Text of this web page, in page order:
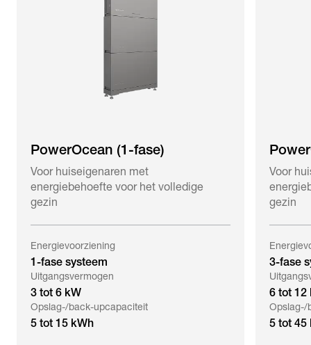
PowerOcean (1-fase)
Voor huiseigenaren met
energiebehoefte voor het volledige
gezin
Energievoorziening
1-fase systeem
Uitgangsvermogen
3 tot 6 kW
Opslag-/back-upcapaciteit
5 tot 15 kWh
Voor
gezin
3-fase
6 tot 12
Opslag-/
5 tot 45